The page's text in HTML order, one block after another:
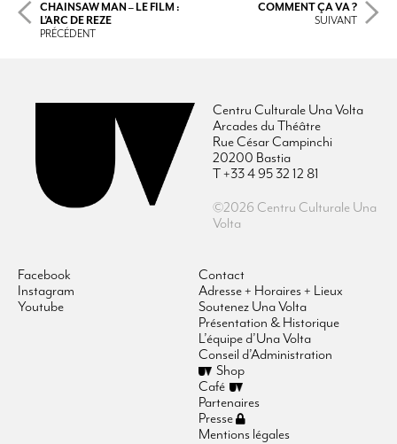
CHAINSAW MAN – LE FILM :
L’ARC DE REZE
PRÉCÉDENT
COMMENT ÇA VA ?
SUIVANT
Centru Culturale Una Volta
Arcades du Théâtre
Rue César Campinchi
20200 Bastia
T +33 4 95 32 12 81
©2026 Centru Culturale Una
Volta
Facebook
Instagram
Youtube
Contact
Adresse + Horaires + Lieux
Soutenez Una Volta
Présentation & Historique
L’équipe d’Una Volta
Conseil d’Administration
Shop
Café
Partenaires
Presse
Mentions légales